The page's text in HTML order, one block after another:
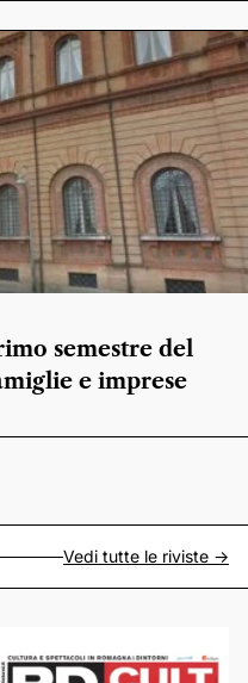
semestre del
e imprese
Vedi tutte le riviste ->